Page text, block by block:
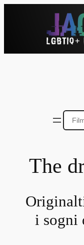
The
i sogni